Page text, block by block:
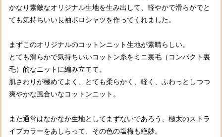
かなり素敵なオリジナル生地を生み出して、軽やかで滑らかでと
ても気持ちいい長袖ポロシャツを作ってくれました。
まずこのオリジナルのコットンニット生地が素晴らしい。
とても滑らかで気持ちいいコットン糸をミニ裏毛（コンパクト裏
毛）的なニットに編み立てて。
肌さわりが極めてよく、とても柔らかく、軽く、ふわっとしつつ
爽やかな風合いなコットンニット。
また通常はなかなか生地としてまずないであろう、極太のストラ
イプカラーをあしらって、その色の塩梅も絶妙。